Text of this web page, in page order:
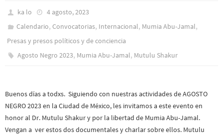
ka lo
4 agosto, 2023
Calendario,Convocatorias, Internacional, Mumia Abu-Jamal,
Presas y presos polí­ticos y de conciencia
Agosto Negro 2023, Mumia Abu-Jamal, Mutulu Shakur
Buenos días a todxs. Siguiendo con nuestras actividades de AGOSTO
NEGRO 2023 en la Ciudad de México, les invitamos a este evento en
honor al Dr. Mutulu Shakur y por la libertad de Mumia Abu-Jamal.
Vengan a ver estos dos documentales y charlar sobre ellos. Mutulu